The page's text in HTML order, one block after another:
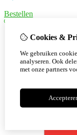
Bestellen
Cookies &
We gebruiken
analyseren. Ook
met onze partners